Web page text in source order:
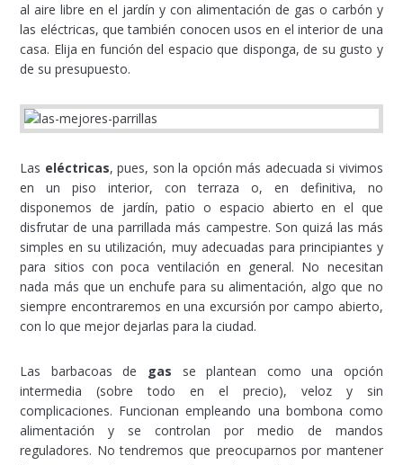
al aire libre en el jardín y con alimentación de gas o carbón y
las eléctricas, que también conocen usos en el interior de una
casa. Elija en función del espacio que disponga, de su gusto y
de su presupuesto.
Las eléctricas, pues, son la opción más adecuada si vivimos
en un piso interior, con terraza o, en definitiva, no
disponemos de jardín, patio o espacio abierto en el que
disfrutar de una parrillada más campestre. Son quizá las más
simples en su utilización, muy adecuadas para principiantes y
para sitios con poca ventilación en general. No necesitan
nada más que un enchufe para su alimentación, algo que no
siempre encontraremos en una excursión por campo abierto,
con lo que mejor dejarlas para la ciudad.
Las barbacoas de gas se plantean como una opción
intermedia (sobre todo en el precio), veloz y sin
complicaciones. Funcionan empleando una bombona como
alimentación y se controlan por medio de mandos
reguladores. No tendremos que preocuparnos por mantener